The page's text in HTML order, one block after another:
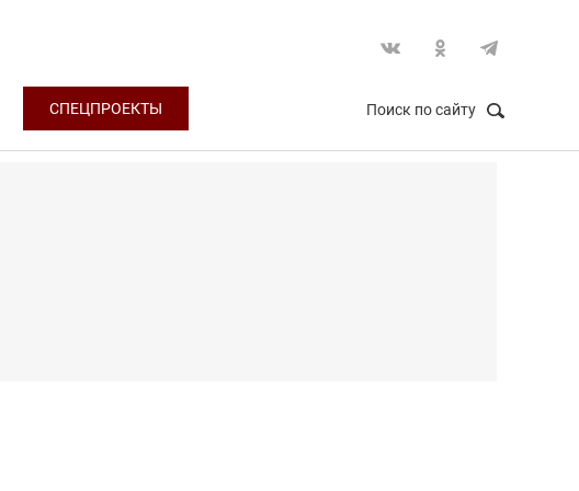
СПЕЦПРОЕКТЫ Поиск по сайту